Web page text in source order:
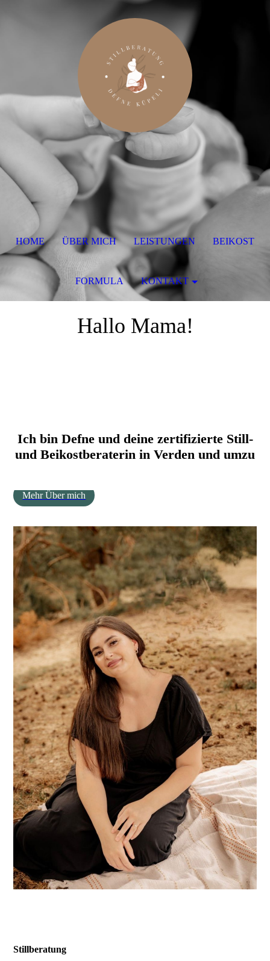
Hallo Mama!
Ich bin Defne und deine zertifizierte Still-
und Beikostberaterin in Verden und umzu
Mehr Über mich
Stillberatung
HOME ÜBER MICH LEISTUNGEN BEIKOST
FORMULA KONTAKT